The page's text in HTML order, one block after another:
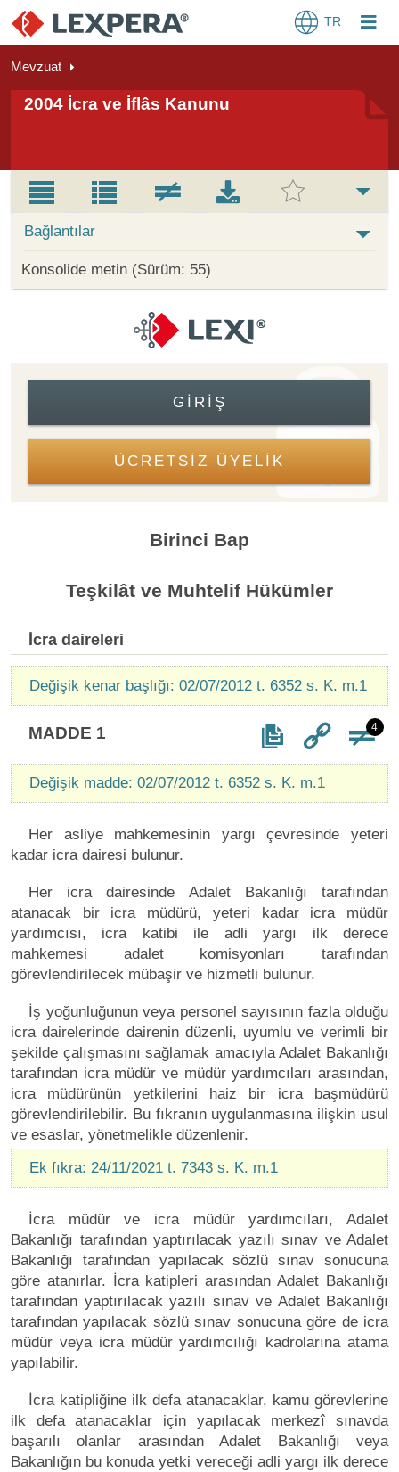
TR
Mevzuat
2004 İcra ve İflâs Kanunu
Bağlantılar
Konsolide metin (Sürüm: 55)
GIRIŞ
ÜCRETSİZ ÜYELİK
Birinci Bap
Teşkilât ve Muhtelif Hükümler
İcra daireleri
Değişik kenar başlığı: 02/07/2012 t. 6352 s. K. m.1
MADDE 1 4
Değişik madde: 02/07/2012 t. 6352 s. K. m.1
Her asliye mahkemesinin yargı çevresinde yeteri
kadar icra dairesi bulunur.
Her icra dairesinde Adalet Bakanlığı tarafından
atanacak bir icra müdürü, yeteri kadar icra müdür
yardımcısı, icra katibi ile adli yargı ilk derece
mahkemesi adalet komisyonları tarafından
görevlendirilecek mübaşir ve hizmetli bulunur.
İş yoğunluğunun veya personel sayısının fazla olduğu
icra dairelerinde dairenin düzenli, uyumlu ve verimli bir
şekilde çalışmasını sağlamak amacıyla Adalet Bakanlığı
tarafından icra müdür ve müdür yardımcıları arasından,
icra müdürünün yetkilerini haiz bir icra başmüdürü
görevlendirilebilir. Bu fıkranın uygulanmasına ilişkin usul
ve esaslar, yönetmelikle düzenlenir.
Ek fıkra: 24/11/2021 t. 7343 s. K. m.1
İcra müdür ve icra müdür yardımcıları, Adalet
Bakanlığı tarafından yaptırılacak yazılı sınav ve Adalet
Bakanlığı tarafından yapılacak sözlü sınav sonucuna
göre atanırlar. İcra katipleri arasından Adalet Bakanlığı
tarafından yaptırılacak yazılı sınav ve Adalet Bakanlığı
tarafından yapılacak sözlü sınav sonucuna göre de icra
müdür veya icra müdür yardımcılığı kadrolarına atama
yapılabilir.
İcra katipliğine ilk defa atanacaklar, kamu görevlerine
ilk defa atanacaklar için yapılacak merkezî sınavda
başarılı olanlar arasından Adalet Bakanlığı veya
Bakanlığın bu konuda yetki vereceği adli yargı ilk derece